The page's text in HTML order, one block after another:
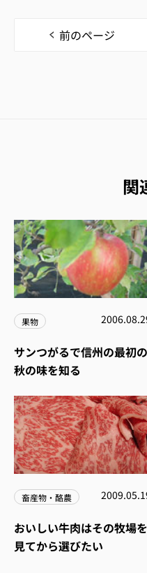
前のページ
関
果物
サンつがるで信州の最初の
秋の味を知る
畜産物・酪農
おいしい牛肉はその牧場を
見てから選びたい